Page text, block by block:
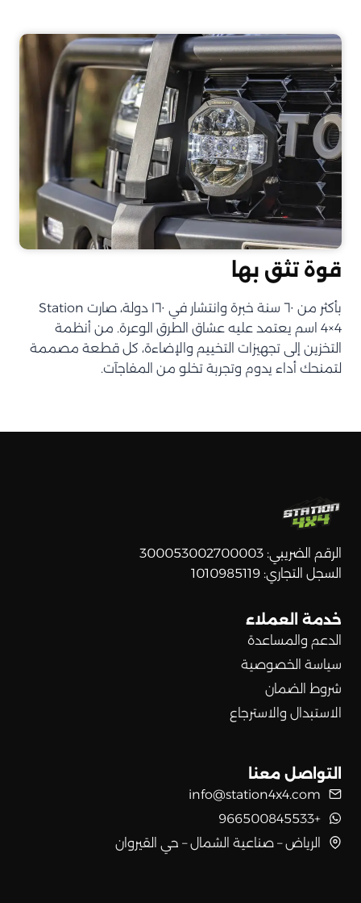
قوة تثق بها
بأكثر من ٦٠ سنة خبرة وانتشار في ١٦٠ دولة، صارت Station
4×4 اسم يعتمد عليه عشاق الطرق الوعرة. من أنظمة
التخزين إلى تجهيزات التخييم والإضاءة، كل قطعة مصممة
لتمنحك أداء يدوم وتجربة تخلو من المفاجآت.
الرقم الضريبي: 300053002700003
السجل التجاري: 1010985119
خدمة العملاء
الدعم والمساعدة
سياسة الخصوصية
شروط الضمان
الاستبدال والاسترجاع
التواصل معنا
info@station4x4.com
+966500845533
الرياض – صناعية الشمال – حي القيروان